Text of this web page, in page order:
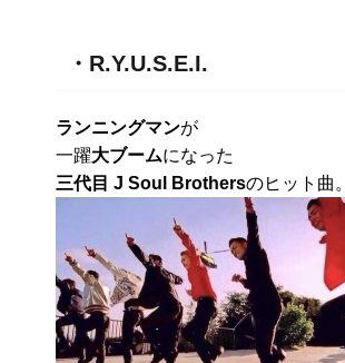
・R.Y.U.S.E.I.
ランニングマンが
一躍大ブームになった
三代目 J Soul Brothersのヒット曲。